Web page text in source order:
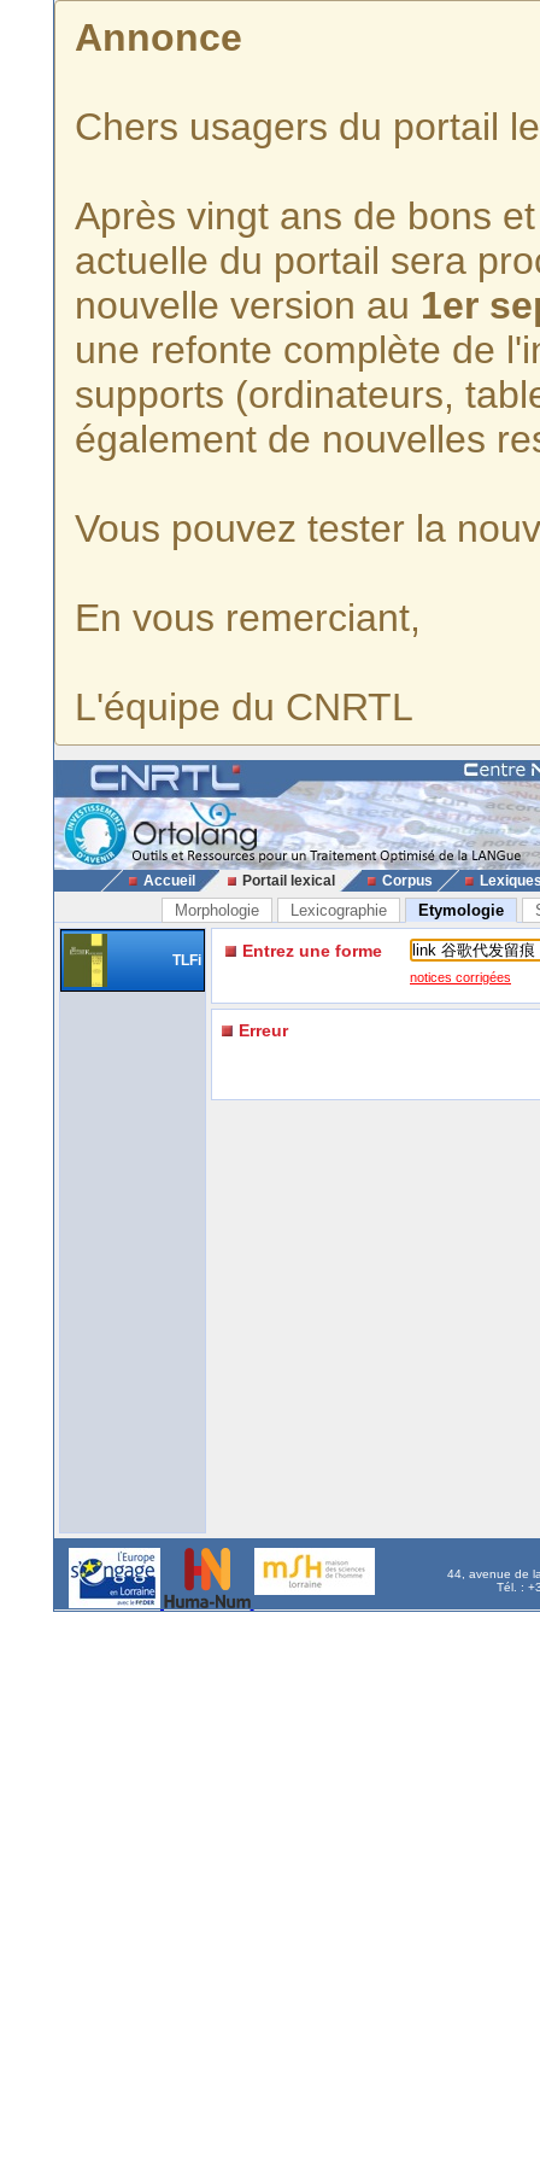
Annonce
Chers usagers du portail
Après vingt ans de bons
actuelle du portail sera
nouvelle version au 1er
une refonte complète de
supports (ordinateurs,
également de nouvelles
Vous pouvez tester la
En vous remerciant,
L'équipe du CNRTL
Accueil Portail lexical Corpus
Morphologie Lexicographie Etymologie
TLFi Entrez une forme
notices corrigées
Erreur
44, avenue de
Tél. :